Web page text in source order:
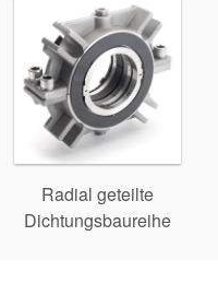
Radial geteilte
Dichtungsbaureihe